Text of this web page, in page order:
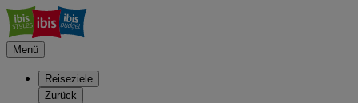
Menü
Reiseziele
Zurück